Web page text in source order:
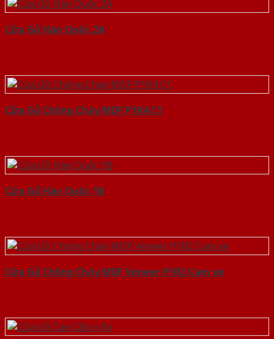
Cửa Gỗ Hàn Quốc 2A
Cửa Gỗ Chống Cháy MDF P1R4 C1
Cửa Gỗ Hàn Quốc 1B
Cửa Gỗ Chống Cháy MDF Veneer P1R2 Cam xe